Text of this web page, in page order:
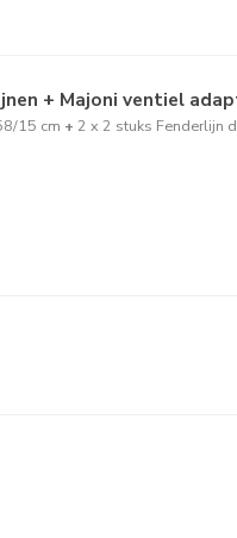
+ Majoni ventiel
15 cm + 2 x 2 stuks Fenderlijn